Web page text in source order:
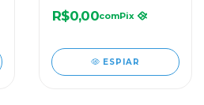
R$0,00comPix
ESPIAR